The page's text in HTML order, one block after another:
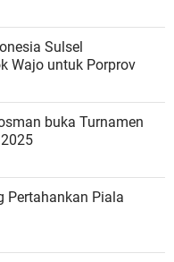
Sulsel
Wajo untuk Porprov
buka Turnamen
Pertahankan Piala